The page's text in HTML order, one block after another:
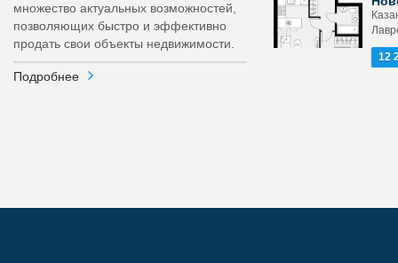
множество актуальных возможностей,
позволяющих быстро и эффективно
продать свои объекты недвижимости.
Подробнее
12